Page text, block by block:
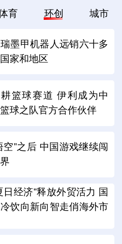
育 环创 城市
墨甲机器人远销六十多
家和地区
篮球赛道 伊利成为中
球之队官方合作伙伴
空”之后 中国游戏继续闯
日经济”释放外贸活力 国
饮向新向智走俏海外市